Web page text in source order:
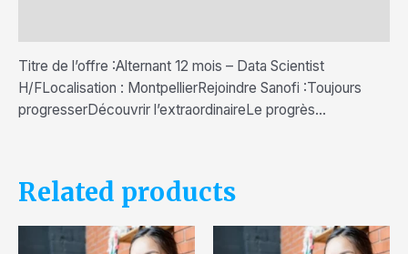
Titre de l’offre :Alternant 12 mois – Data Scientist
H/FLocalisation : MontpellierRejoindre Sanofi :Toujours
progresserDécouvrir l’extraordinaireLe progrès…
Related products